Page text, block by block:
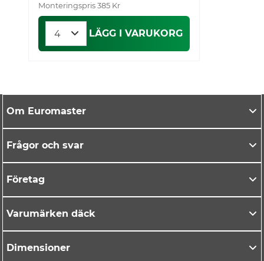
Monteringspris 385 Kr
LÄGG I VARUKORG
Om Euromaster
Frågor och svar
Företag
Varumärken däck
Dimensioner